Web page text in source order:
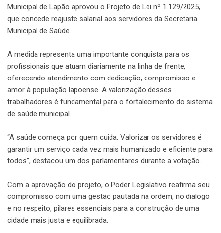
Municipal de Lapão aprovou o Projeto de Lei nº 1.129/2025,
que concede reajuste salarial aos servidores da Secretaria
Municipal de Saúde.
A medida representa uma importante conquista para os
profissionais que atuam diariamente na linha de frente,
oferecendo atendimento com dedicação, compromisso e
amor à população lapoense. A valorização desses
trabalhadores é fundamental para o fortalecimento do sistema
de saúde municipal.
“A saúde começa por quem cuida. Valorizar os servidores é
garantir um serviço cada vez mais humanizado e eficiente para
todos”, destacou um dos parlamentares durante a votação.
Com a aprovação do projeto, o Poder Legislativo reafirma seu
compromisso com uma gestão pautada na ordem, no diálogo
e no respeito, pilares essenciais para a construção de uma
cidade mais justa e equilibrada.